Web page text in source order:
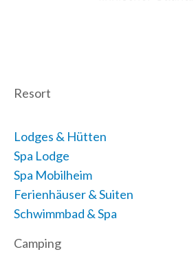
Resort
Lodges & Hütten
Spa Lodge
Spa Mobilheim
Ferienhäuser & Suiten
Schwimmbad & Spa
Camping